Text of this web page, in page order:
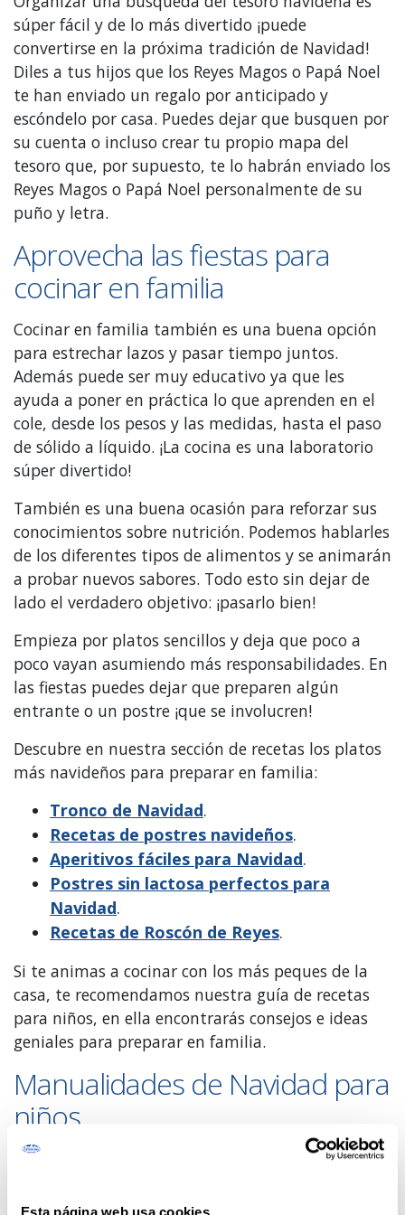
súper fácil y de lo más divertido ¡puede
convertirse en la próxima tradición de Navidad!
Diles a tus hijos que los Reyes Magos o Papá Noel
te han enviado un regalo por anticipado y
escóndelo por casa. Puedes dejar que busquen por
su cuenta o incluso crear tu propio mapa del
tesoro que, por supuesto, te lo habrán enviado los
Reyes Magos o Papá Noel personalmente de su
puño y letra.
Aprovecha las fiestas para
cocinar en familia
Cocinar en familia también es una buena opción
para estrechar lazos y pasar tiempo juntos.
Además puede ser muy educativo ya que les
ayuda a poner en práctica lo que aprenden en el
cole, desde los pesos y las medidas, hasta el paso
de sólido a líquido. ¡La cocina es una laboratorio
súper divertido!
También es una buena ocasión para reforzar sus
conocimientos sobre nutrición. Podemos hablarles
de los diferentes tipos de alimentos y se animarán
a probar nuevos sabores. Todo esto sin dejar de
lado el verdadero objetivo: ¡pasarlo bien!
Empieza por platos sencillos y deja que poco a
poco vayan asumiendo más responsabilidades. En
las fiestas puedes dejar que preparen algún
entrante o un postre ¡que se involucren!
Descubre en nuestra sección de recetas los platos
más navideños para preparar en familia:
Tronco de Navidad.
Recetas de postres navideños.
Aperitivos fáciles para Navidad.
Postres sin lactosa perfectos para
Navidad.
Recetas de Roscón de Reyes.
Si te animas a cocinar con los más peques de la
casa, te recomendamos nuestra guía de recetas
para niños, en ella encontrarás consejos e ideas
geniales para preparar en familia.
Manualidades de Navidad para
niños
Hacer manualidades es una buena forma de pasar
damos algunas ideas originales. ¡Toma nota!